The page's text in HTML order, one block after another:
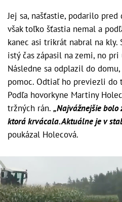
Jej sa, našťastie, podarilo
však toľko šťastia nemal a
kanec asi trikrát nabral na kly.
istý čas zápasil na zemi, no
Následne sa odplazil do
pomoc. Odtiaľ ho previezli do
Podľa hovorkyne Martiny
tržných rán. „Najvážnejšie
ktorá krvácala. Aktuálne je v
poukázal Holecová.